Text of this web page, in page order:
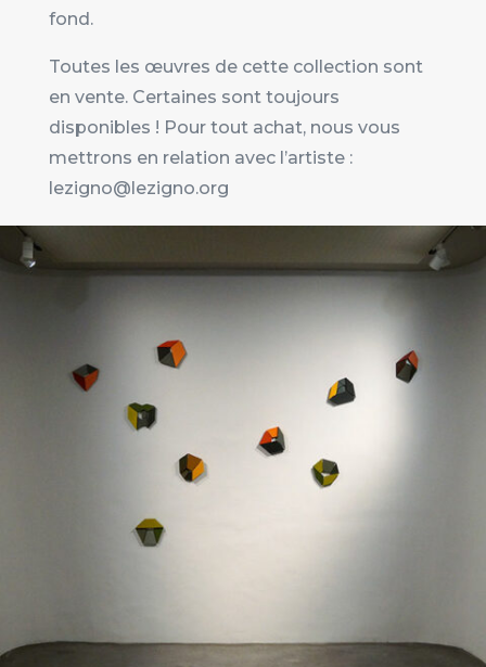
fond.
Toutes les œuvres de cette collection sont
en vente. Certaines sont toujours
disponibles ! Pour tout achat, nous vous
mettrons en relation avec l’artiste :
lezigno@lezigno.org